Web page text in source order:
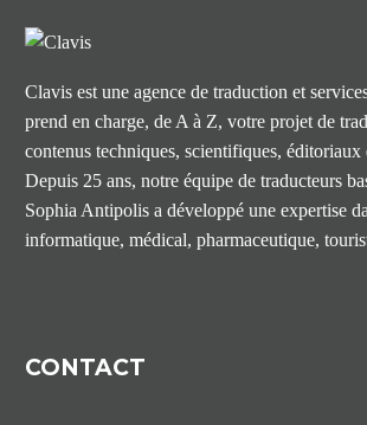
Clavis est une agence de traduction et
prend en charge, de A à Z, votre projet de
contenus techniques, scientifiques, éditoriaux
Depuis 25 ans, notre équipe de traducteurs
Sophia Antipolis a développé une expertise
informatique, médical, pharmaceutique,
CONTACT